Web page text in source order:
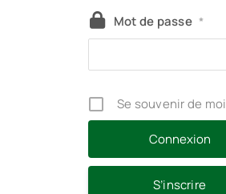
Mot de passe *
Se souvenir de moi
S’inscrire